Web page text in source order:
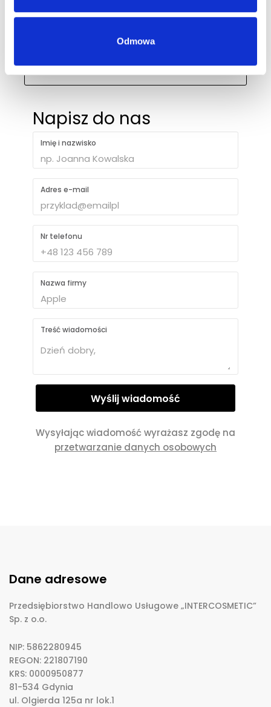
Odmowa
+48 694 403 787
Napisz do nas
Imię i nazwisko
Adres e-mail
Nr telefonu
Nazwa firmy
Treść wiadomości
Wysyłając wiadomość wyrażasz zgodę na
przetwarzanie danych osobowych
Dane adresowe
Przedsiębiorstwo Handlowo Usługowe „INTERCOSMETIC”
Sp. z o.o.
NIP: 5862280945
REGON: 221807190
KRS: 0000950877
81-534 Gdynia
ul. Olgierda 125a nr lok.1